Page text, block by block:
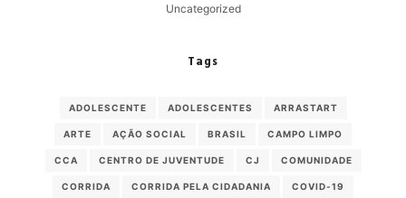
Uncategorized
Tags
ADOLESCENTE ADOLESCENTES ARRASTART
ARTE AÇÃO SOCIAL BRASIL CAMPO LIMPO
CCA CENTRO DE JUVENTUDE CJ COMUNIDADE
CORRIDA CORRIDA PELA CIDADANIA COVID-19